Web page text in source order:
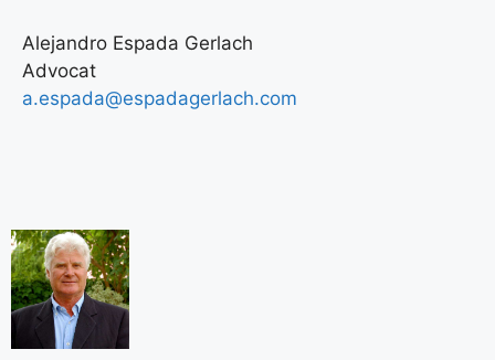
Alejandro Espada Gerlach
Advocat
a.espada@espadagerlach.com